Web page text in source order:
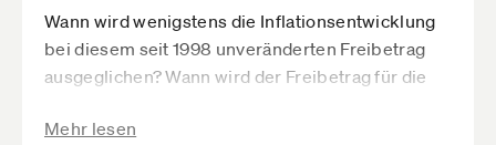
Wann wird wenigstens die Inflationsentwicklung
bei diesem seit 1998 unveränderten Freibetrag
ausgeglichen? Wann wird der Freibetrag für die
angepasst? (Derzeit stehen sie weitaus
Mehr lesen